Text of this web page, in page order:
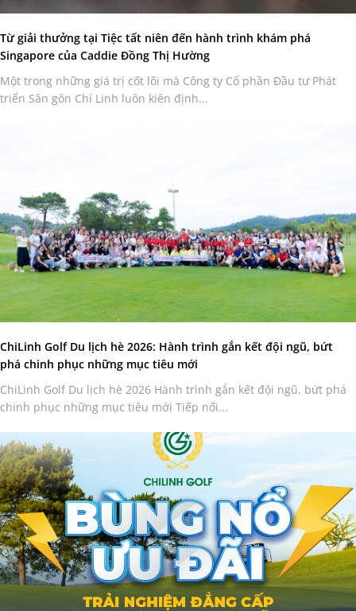
Từ giải thưởng tại Tiệc tất niên đến hành trình khám phá
Singapore của Caddie Đồng Thị Hường
Một trong những giá trị cốt lõi mà Công ty Cổ phần Đầu tư Phát
triển Sân gôn Chí Linh luôn kiên định...
ChiLinh Golf Du lịch hè 2026: Hành trình gắn kết đội ngũ, bứt
phá chinh phục những mục tiêu mới
ChiLinh Golf Du lịch hè 2026 Hành trình gắn kết đội ngũ, bứt phá
chinh phục những mục tiêu mới Tiếp nối...